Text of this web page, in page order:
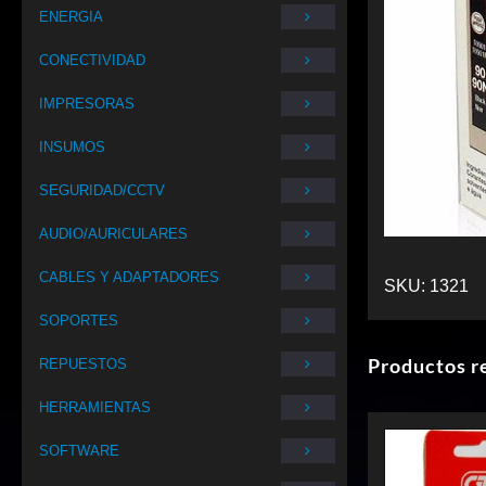
ENERGIA
CONECTIVIDAD
IMPRESORAS
INSUMOS
SEGURIDAD/CCTV
AUDIO/AURICULARES
CABLES Y ADAPTADORES
SOPORTES
REPUESTOS
HERRAMIENTAS
SOFTWARE
SKU: 1321
Productos